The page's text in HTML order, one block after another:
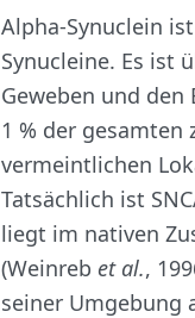
Alpha-Synuclein
Synucleine. Es ist
Geweben und
1 % der
vermeintlichen
Tatsächlich ist
liegt im nativen
(Weinreb et al.,
seiner Umgebung